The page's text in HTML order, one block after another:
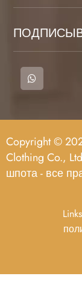
Copyright ©
Clothing Co.,
шпота - все
Links